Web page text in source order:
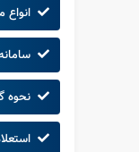
نحوه